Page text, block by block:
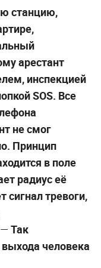
станцию,
арестант
инспекцией
SOS. Все
не смог
Принцип
в поле
радиус её
сигнал тревоги,
Так
человека